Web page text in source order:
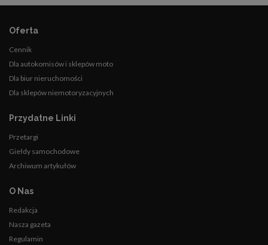
Oferta
Cennik
Dla autokomisów i sklepów moto
Dla biur nieruchomości
Dla sklepów niemotoryzacyjnych
Przydatne Linki
Przetargi
Giełdy samochodowe
Archiwum artykułów
O Nas
Redakcja
Nasza gazeta
Regulamin